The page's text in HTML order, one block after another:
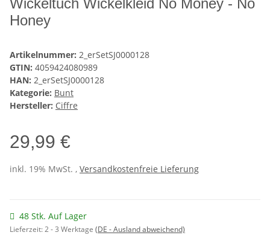
Wickeltuch Wickelkleid No Money - No
Honey
Artikelnummer: 2_erSetSJ0000128
GTIN: 4059424080989
HAN: 2_erSetSJ0000128
Kategorie: Bunt
Hersteller: Ciffre
29,99 €
inkl. 19% MwSt. , Versandkostenfreie Lieferung
48 Stk. Auf Lager
Lieferzeit:2 - 3 Werktage (DE - Ausland abweichend)